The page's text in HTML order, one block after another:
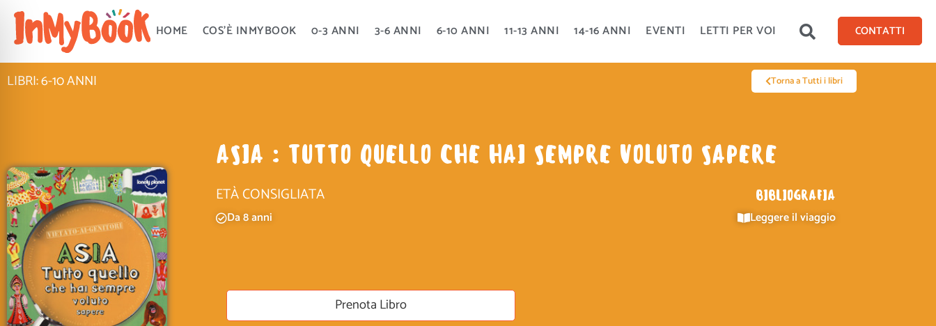
Vai
contenuto
HOME COS’È INMYBOOK 0-3 ANNI 3-6 ANNI 6-10 ANNI 11-13 ANNI 14-16 ANNI EVENTI LETTI PER VOI CONTATTI
LIBRI: 6-10 ANNI Torna a Tutti i libri
ASIA : TUTTO QUELLO CHE HAI SEMPRE VOLUTO SAPERE
ETÀ CONSIGLIATA
Da 8 anni
BIBLIOGRAFIA
Leggere il viaggio
Prenota Libro